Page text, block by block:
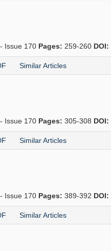
Issue 170 Pages: 259-260 DOI:
Similar Articles
Issue 170 Pages: 305-308 DOI:
Similar Articles
Issue 170 Pages: 389-392 DOI:
Similar Articles